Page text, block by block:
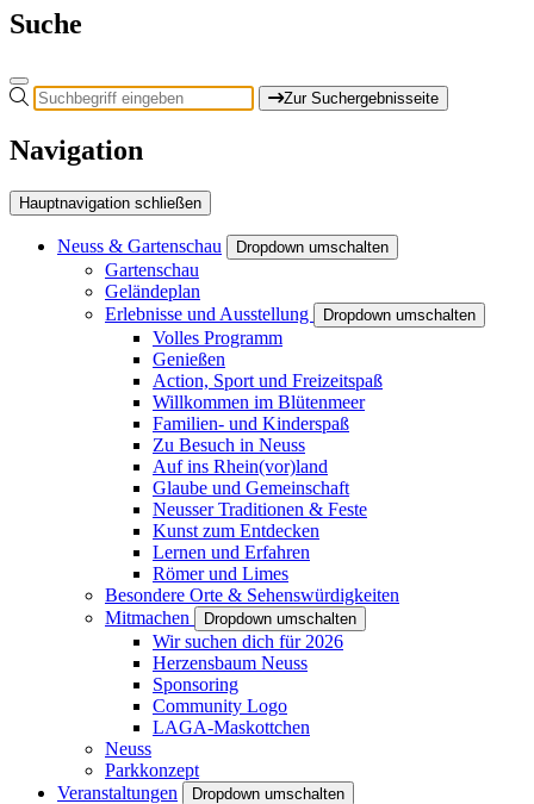
Suche
Zur Suchergebnisseite
Navigation
Hauptnavigation schließen
Neuss & Gartenschau Dropdown umschalten
Gartenschau
Geländeplan
Erlebnisse und Ausstellung
Dropdown umschalten
Volles Programm
Genießen
Action, Sport und Freizeitspaß
Willkommen im Blütenmeer
Familien- und Kinderspaß
Zu Besuch in Neuss
Auf ins Rhein(vor)land
Glaube und Gemeinschaft
Neusser Traditionen & Feste
Kunst zum Entdecken
Lernen und Erfahren
Römer und Limes
Besondere Orte & Sehenswürdigkeiten
Mitmachen
Dropdown umschalten
Wir suchen dich für 2026
Herzensbaum Neuss
Sponsoring
Community Logo
LAGA-Maskottchen
Neuss
Parkkonzept
Veranstaltungen
Dropdown umschalten